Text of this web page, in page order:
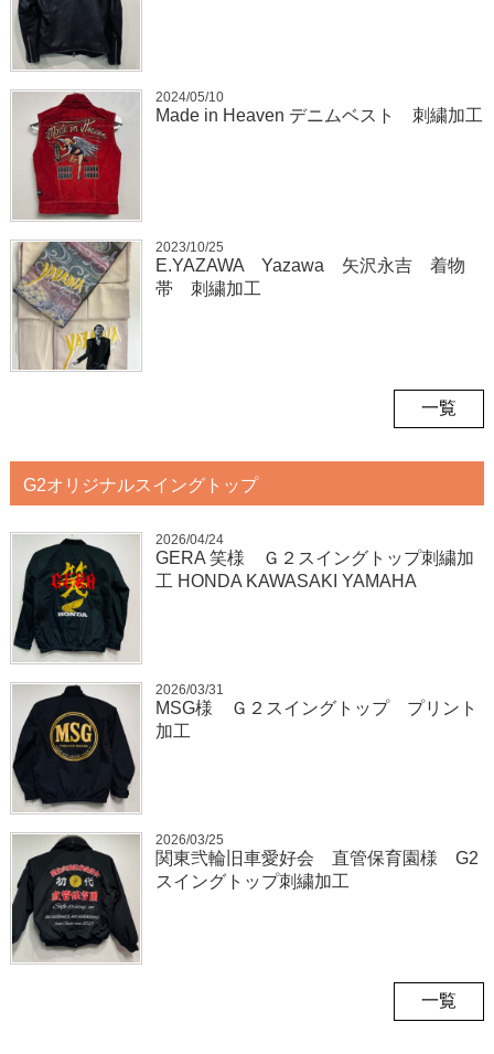
2024/05/10
Made in Heaven デニムベスト 刺繍加工
2023/10/25
E.YAZAWA Yazawa 矢沢永吉 着物
帯 刺繍加工
一覧
G2オリジナルスイングトップ
2026/04/24
GERA 笑様 Ｇ２スイングトップ刺繍加
工 HONDA KAWASAKI YAMAHA
2026/03/31
MSG様 Ｇ２スイングトップ プリント
加工
2026/03/25
関東弐輪旧車愛好会 直管保育園様 G2
スイングトップ刺繍加工
一覧